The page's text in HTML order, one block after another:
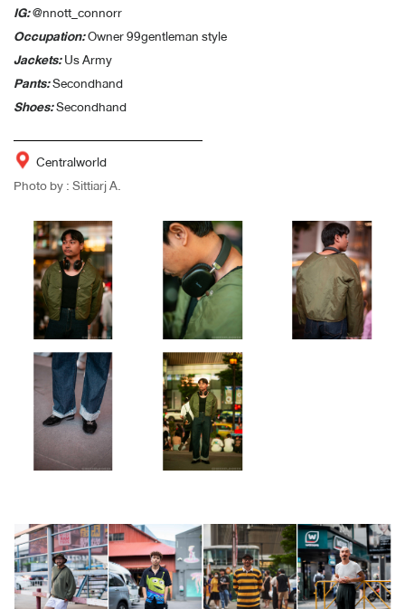
IG:@nnott_connorr
Occupation:Owner 99gentleman style
Jackets:Us Army
Pants:Secondhand
Shoes:Secondhand
Centralworld
Photo by : Sittiarj A.